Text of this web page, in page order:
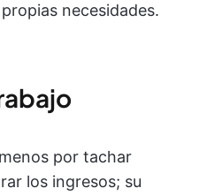
necesidades.
por tachar
los ingresos; su